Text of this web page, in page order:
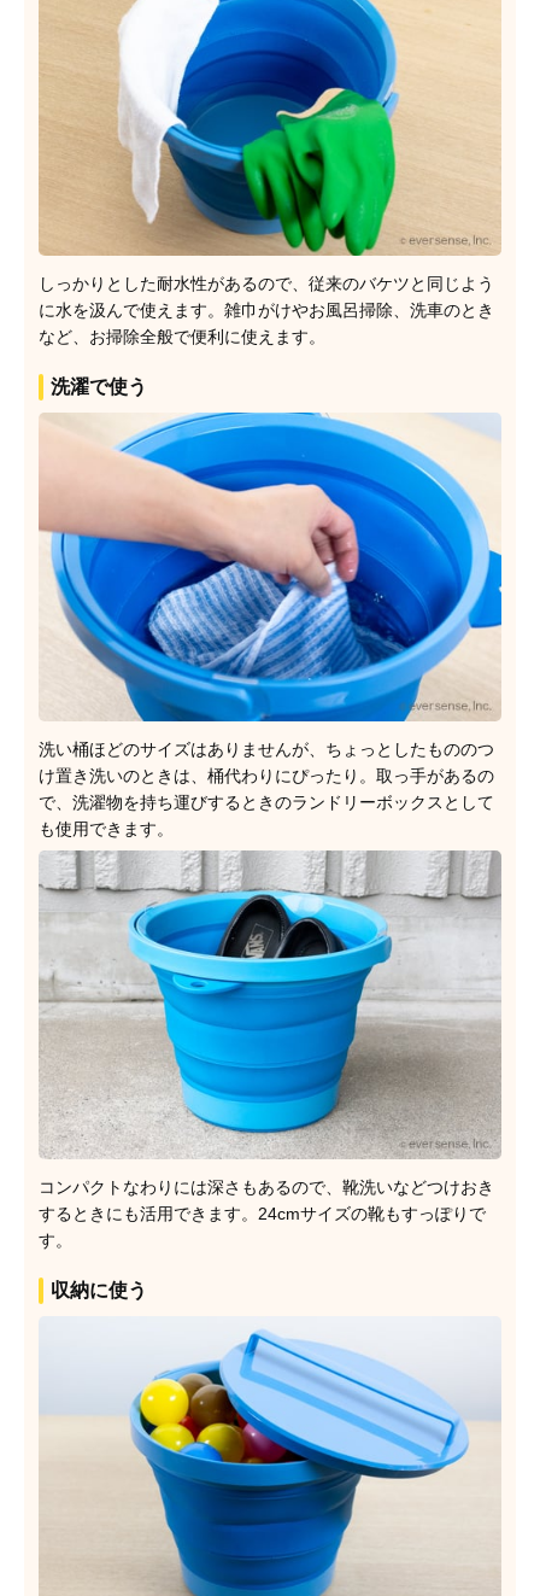
しっかりとした耐水性があるので、従来のバケツと同じよう
に水を汲んで使えます。雑巾がけやお風呂掃除、洗車のとき
など、お掃除全般で便利に使えます。
洗濯で使う
洗い桶ほどのサイズはありませんが、ちょっとしたもののつ
け置き洗いのときは、桶代わりにぴったり。取っ手があるの
で、洗濯物を持ち運びするときのランドリーボックスとして
も使用できます。
コンパクトなわりには深さもあるので、靴洗いなどつけおき
するときにも活用できます。24cmサイズの靴もすっぽりで
す。
収納に使う